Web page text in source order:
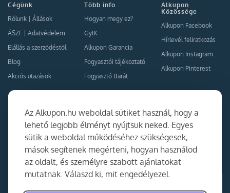
Az Alkupon.hu weboldal sütiket használ, hogy a
lehető legjobb élményt nyújtsuk neked. Egyes
sütik a weboldal működéséhez szükségesek,
mások segítenek megérteni, hogyan használod
az oldalt, és személyre szabott ajánlatokat
mutatnak. Válaszd ki, mit engedélyezel.
Cégünk
Rólunk
Állások
ÁSZF
Adatvédelem
Elállás a szerződéstől
Blog
Akciós utazások
Több info
Hogyan megy ez?
GyIK
Alkupon Garancia
Fogyasztói tájékoztató
Fogyasztó Barát
Alkupon
Közössége
Alkupon Facebook
Hírlevél feliratkozás
Alkupon Instagram
Alkupon Pinterest
Együttműködés
Kapcsolat
Ajánlj nekünk!
Partner Belépés